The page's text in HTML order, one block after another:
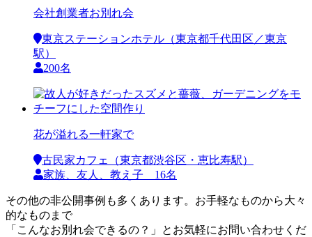
会社創業者お別れ会
東京ステーションホテル（東京都千代田区／東京
駅）
200名
花が溢れる一軒家で
古民家カフェ（東京都渋谷区・恵比寿駅）
家族、友人、教え子 16名
その他の非公開事例も多くあります。お手軽なものから大々
的なものまで
「こんなお別れ会できるの？」とお気軽にお問い合わせくだ